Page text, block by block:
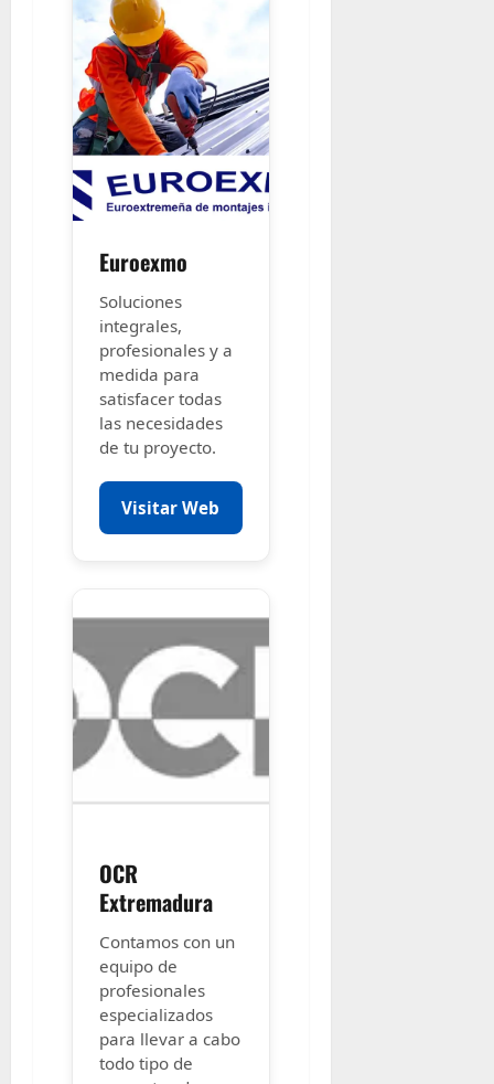
Euroexmo
Soluciones
integrales,
profesionales y a
medida para
satisfacer todas
las necesidades
de tu proyecto.
Visitar Web
OCR
Extremadura
Contamos con un
equipo de
profesionales
especializados
para llevar a cabo
todo tipo de